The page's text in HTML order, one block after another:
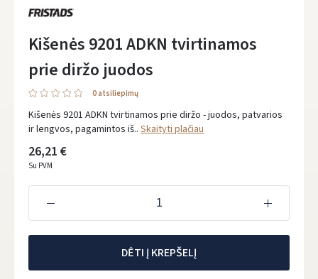
Kišenės 9201 ADKN tvirtinamos
prie diržo juodos
0 atsiliepimų
Kišenės 9201 ADKN tvirtinamos prie diržo - juodos, patvarios
ir lengvos, pagamintos iš.. Skaityti plačiau
26,21 €
Su PVM
DĖTI Į KREPŠELĮ